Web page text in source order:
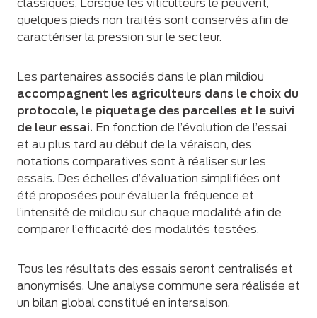
classiques. Lorsque les viticulteurs le peuvent,
quelques pieds non traités sont conservés afin de
caractériser la pression sur le secteur.
Les partenaires associés dans le plan mildiou
accompagnent les agriculteurs dans le choix du
protocole, le piquetage des parcelles et le suivi
de leur essai. En fonction de l’évolution de l’essai
et au plus tard au début de la véraison, des
notations comparatives sont à réaliser sur les
essais. Des échelles d’évaluation simplifiées ont
été proposées pour évaluer la fréquence et
l’intensité de mildiou sur chaque modalité afin de
comparer l’efficacité des modalités testées.
Tous les résultats des essais seront centralisés et
anonymisés. Une analyse commune sera réalisée et
un bilan global constitué en intersaison.